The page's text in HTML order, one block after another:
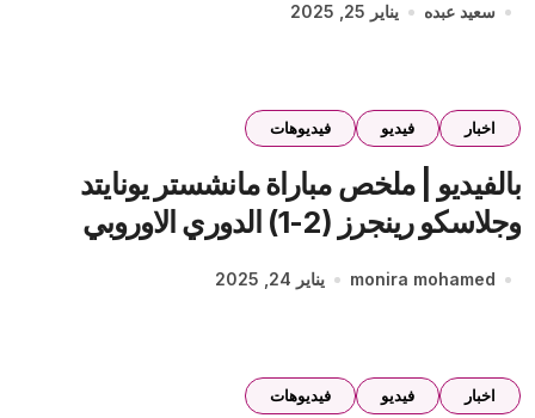
سعيد عبده يناير 25, 2025
اخبار فيديو فيديوهات
بالفيديو | ملخص مباراة مانشستر يونايتد
وجلاسكو رينجرز (2-1) الدوري الاوروبي
monira mohamed يناير 24, 2025
اخبار فيديو فيديوهات